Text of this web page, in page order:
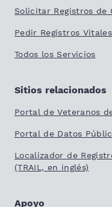
Solicitar Registros de
Pedir Registros Vitales
Todos los Servicios
Sitios relacionados
Portal de Veteranos
Portal de Datos
Localizador de
(TRAIL, en inglés)
Apoyo